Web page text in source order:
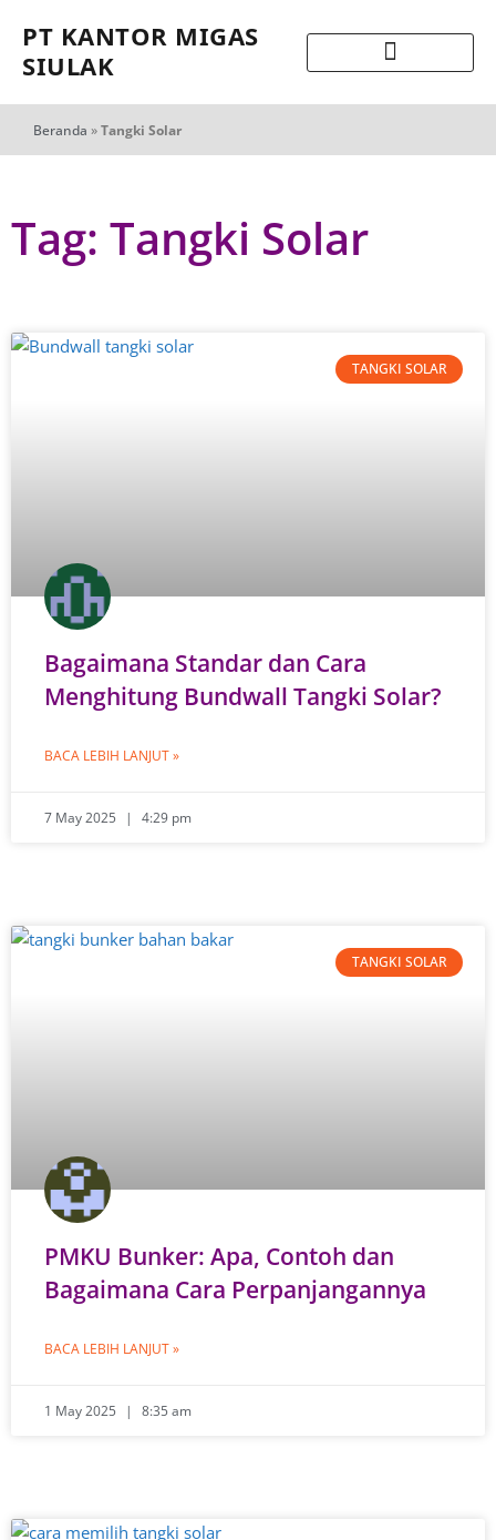
PT KANTOR MIGAS
SIULAK
Beranda »Tangki Solar
Tag: Tangki Solar
TANGKI SOLAR
Bagaimana Standar dan Cara
Menghitung Bundwall Tangki Solar?
BACA LEBIH LANJUT »
7 May 2025 4:29 pm
TANGKI SOLAR
PMKU Bunker: Apa, Contoh dan
Bagaimana Cara Perpanjangannya
BACA LEBIH LANJUT »
1 May 2025 8:35 am